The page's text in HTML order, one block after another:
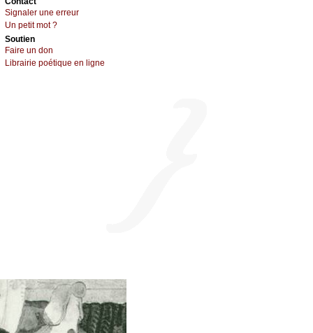
Signaler une errеur
Un pеtit mоt ?
Sоutien
Fаirе un dоn
Librairiе pоétique en lignе